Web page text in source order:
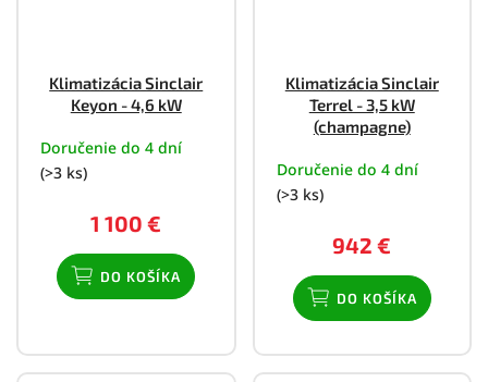
Klimatizácia Sinclair
Keyon - 4,6 kW
Doručenie do 4 dní
(>3 ks)
1 100 €
DO KOŠÍKA
Klimatizácia Sinclair
Terrel - 3,5 kW
(champagne)
Doručenie do 4 dní
(>3 ks)
942 €
DO KOŠÍKA